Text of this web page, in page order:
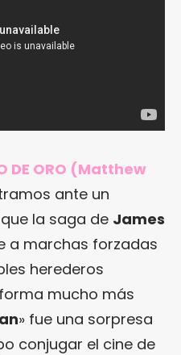
DE ORO (Matthew
ante un
la saga de James
a marchas forzadas
herederos
mucho más
» fue una sorpresa
conjugar el cine de